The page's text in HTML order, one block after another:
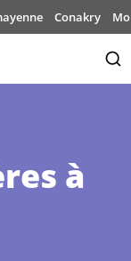
Conakry
à